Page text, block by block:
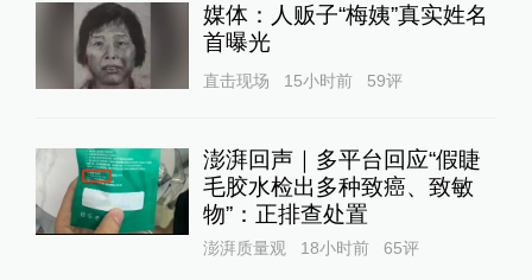
媒体：人贩子“梅姨”真实姓名
首曝光
直击现场 15小时前 59评
澎湃回声｜多平台回应“假睫
毛胶水检出多种致癌、致敏
物”：正排查处置
澎湃质量观 18小时前 65评